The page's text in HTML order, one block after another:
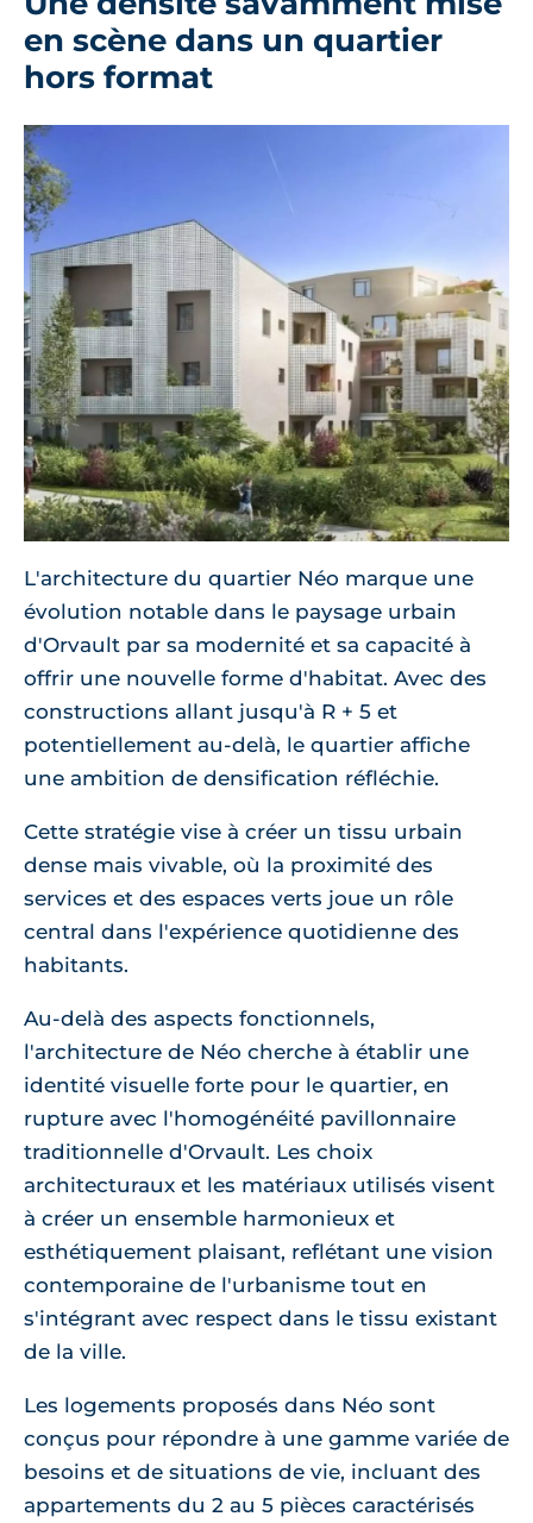
en scène dans un quartier
hors format
L'architecture du quartier Néo marque une
évolution notable dans le paysage urbain
d'Orvault par sa modernité et sa capacité à
offrir une nouvelle forme d'habitat. Avec des
constructions allant jusqu'à R + 5 et
potentiellement au-delà, le quartier affiche
une ambition de densification réfléchie.
Cette stratégie vise à créer un tissu urbain
dense mais vivable, où la proximité des
services et des espaces verts joue un rôle
central dans l'expérience quotidienne des
habitants.
Au-delà des aspects fonctionnels,
l'architecture de Néo cherche à établir une
identité visuelle forte pour le quartier, en
rupture avec l'homogénéité pavillonnaire
traditionnelle d'Orvault. Les choix
architecturaux et les matériaux utilisés visent
à créer un ensemble harmonieux et
esthétiquement plaisant, reflétant une vision
contemporaine de l'urbanisme tout en
s'intégrant avec respect dans le tissu existant
de la ville.
Les logements proposés dans Néo sont
conçus pour répondre à une gamme variée de
besoins et de situations de vie, incluant des
appartements du 2 au 5 pièces caractérisés